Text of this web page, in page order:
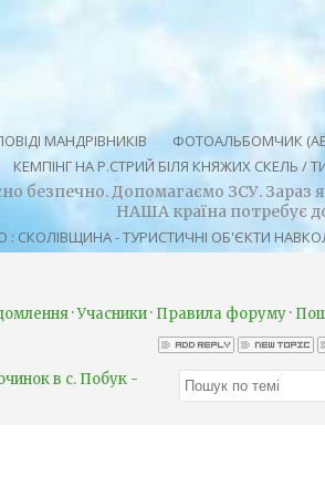
МАНДРІВНИКІВ
ФОТОАЛЬБОМЧИК
КЕМПІНГ НА Р.СТРИЙ БІЛЯ КНЯЖИХ СКЕЛЬ /
безпечно. Допомагаємо ЗСУ. Зараз
НАША країна потребує
: СКОЛІВЩИНА - ТУРИСТИЧНІ ОБ'ЄКТИ
·Учасники· Правила форуму·
в с. Побук -